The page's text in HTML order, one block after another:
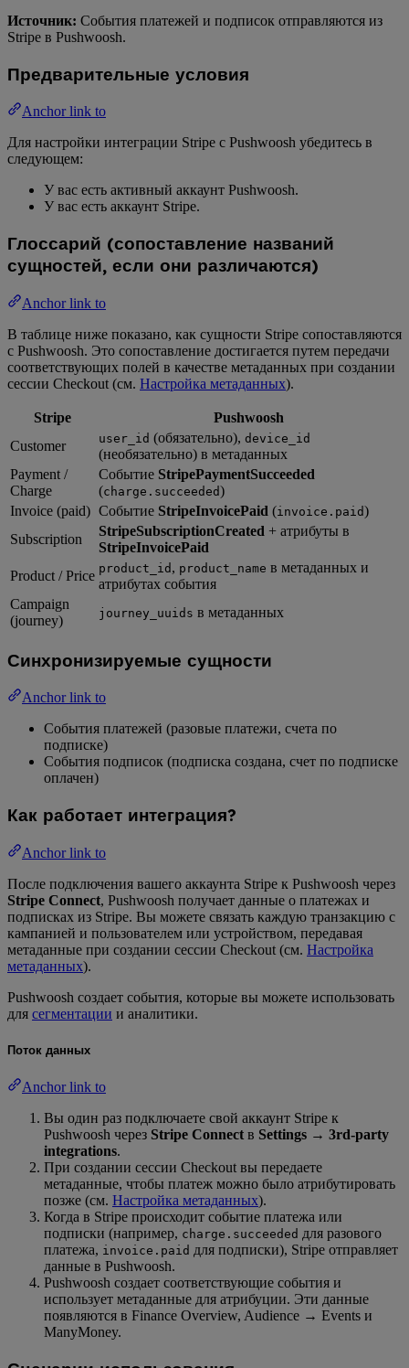
Источник: События платежей и подписок отправляются из
Stripe в Pushwoosh.
Предварительные условия
Anchor link to
Для настройки интеграции Stripe с Pushwoosh убедитесь в
следующем:
У вас есть активный аккаунт Pushwoosh.
У вас есть аккаунт Stripe.
Глоссарий (сопоставление названий
сущностей, если они различаются)
Anchor link to
В таблице ниже показано, как сущности Stripe сопоставляются
с Pushwoosh. Это сопоставление достигается путем передачи
соответствующих полей в качестве метаданных при создании
сессии Checkout (см. Настройка метаданных).
Stripe
Pushwoosh
Customer
user_id (обязательно), device_id
(необязательно) в метаданных
Payment /
Charge
Событие StripePaymentSucceeded
(charge.succeeded)
Invoice (paid) Событие StripeInvoicePaid (invoice.paid)
Subscription
StripeSubscriptionCreated + атрибуты в
StripeInvoicePaid
Product / Price product_id , product_name в метаданных и
атрибутах события
Campaign
(journey)
journey_uuids в метаданных
Синхронизируемые сущности
Anchor link to
События платежей (разовые платежи, счета по
подписке)
События подписок (подписка создана, счет по подписке
оплачен)
Как работает интеграция?
Anchor link to
После подключения вашего аккаунта Stripe к Pushwoosh через
Stripe Connect, Pushwoosh получает данные о платежах и
подписках из Stripe. Вы можете связать каждую транзакцию с
кампанией и пользователем или устройством, передавая
метаданные при создании сессии Checkout (см. Настройка
метаданных).
Pushwoosh создает события, которые вы можете использовать
для сегментации и аналитики.
Поток данных
Anchor link to
Вы один раз подключаете свой аккаунт Stripe к
Pushwoosh через Stripe Connect в Settings → 3rd-party
integrations.
При создании сессии Checkout вы передаете
метаданные, чтобы платеж можно было атрибутировать
позже (см. Настройка метаданных).
Когда в Stripe происходит событие платежа или
подписки (например, charge.succeeded для разового
платежа, invoice.paid для подписки), Stripe отправляет
данные в Pushwoosh.
Pushwoosh создает соответствующие события и
использует метаданные для атрибуции. Эти данные
появляются в Finance Overview, Audience → Events и
ManyMoney.